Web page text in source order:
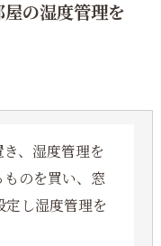
の湿度管理を
、湿度管理を
のを買い、窓
定し湿度管理を